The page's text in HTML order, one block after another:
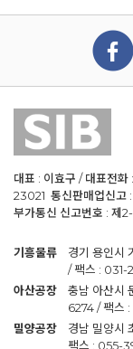
대표 : 이효구 / 대표전
23021 통신판매업신고
부가통신 신고번호 : 제
기흥물류
경기 용인시
/ 팩스 :
아산공장
충남 아산시
6274 / 팩스
밀양공장
경남 밀양시
팩스 : 055-